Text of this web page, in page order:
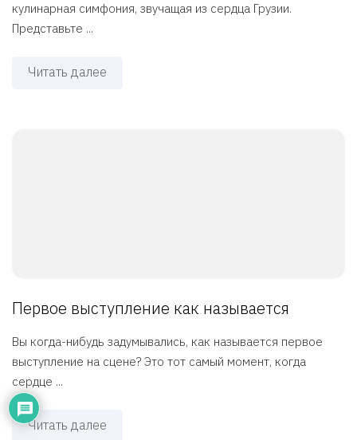
кулинарная симфония, звучащая из сердца Грузии.
Представьте ...
Читать далее
Первое выступление как называется
Вы когда-нибудь задумывались, как называется первое
выступление на сцене? Это тот самый момент, когда
сердце ...
Читать далее